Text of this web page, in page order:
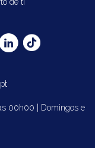
00h00 | Domingos e